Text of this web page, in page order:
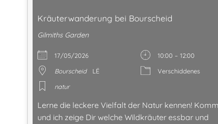
Kräuterwanderung bei Bourscheid
Gilmiths Garden
17/05/2026
10:00 – 12:00
Bourscheid
LË
Verschiddenes
natur
Lerne die leckere Vielfalt der Natur kennen!
und ich zeige Dir welche Wildkräuter essbar und